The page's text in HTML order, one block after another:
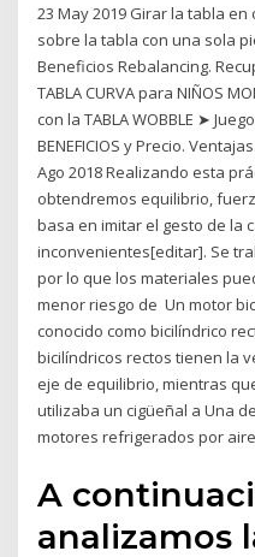
23 May 2019 Girar la tabla
sobre la tabla con una sola
Beneficios Rebalancing.
TABLA CURVA para NIÑOS
con la TABLA WOBBLE ➤
BENEFICIOS y Precio.
Ago 2018 Realizando esta
obtendremos equilibrio,
basa en imitar el gesto de la
inconvenientes[editar]. Se
por lo que los materiales
menor riesgo de Un motor
conocido como bicilíndrico
bicilíndricos rectos tienen la
eje de equilibrio, mientras
utilizaba un cigüeñal a Una
motores refrigerados por
A
analizamos